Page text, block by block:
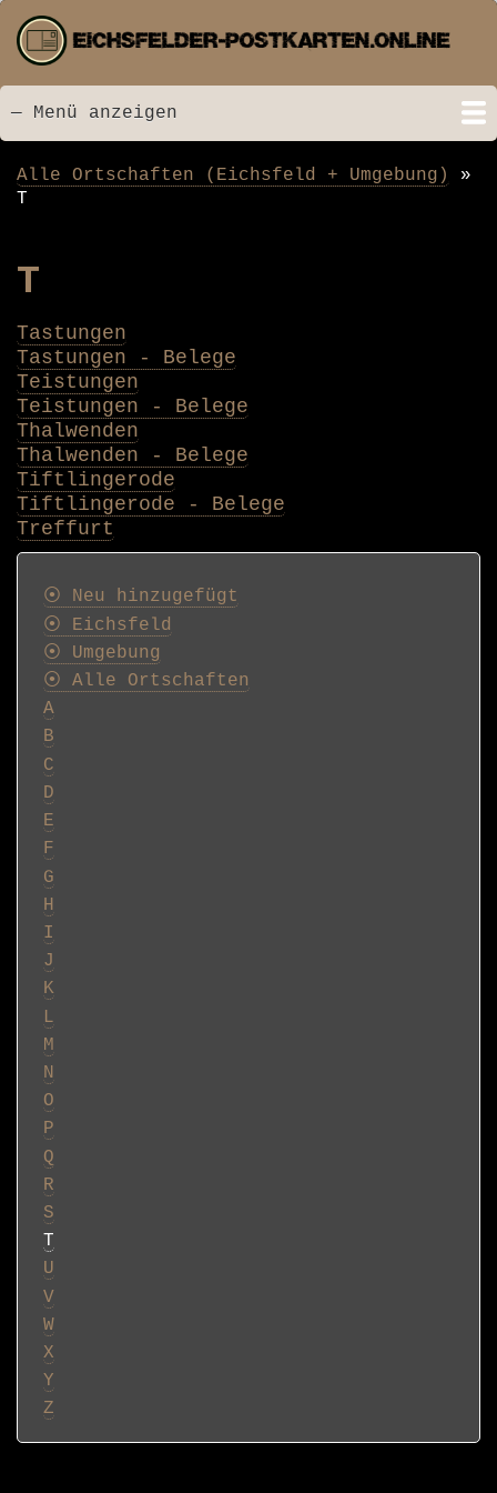
zum
Inhalt
Menü
— Menü anzeigen
Startseite
Neu hinzugefügt
Postkarten
Bildarchiv
Videos
Suche
Kontakt
Links
Spende
Pfadnavigation
Alle Ortschaften (Eichsfeld + Umgebung)
T
T
Tastungen
Tastungen - Belege
Teistungen
Teistungen - Belege
Thalwenden
Thalwenden - Belege
Tiftlingerode
Tiftlingerode - Belege
Treffurt
Postkarten
⦿ Neu hinzugefügt
⦿ Eichsfeld
⦿ Umgebung
⦿ Alle Ortschaften
A
B
C
D
E
F
G
H
I
J
K
L
M
N
O
P
Q
R
S
T
U
V
W
X
Y
Z